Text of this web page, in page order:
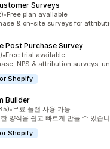
Surveys
개
•Free plan available
& on-site surveys for
Post Purchase Survey
•Free trial available
NPS & attribution surveys,
Shopify
Builder
개
•무료 플랜 사용 가능
양식을 쉽고 빠르게 만들 수 있습
Shopify